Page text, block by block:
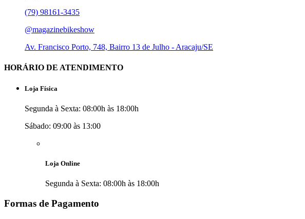
(79) 98161-3435
@magazinebikeshow
⁠Av. Francisco Porto, 748, Bairro 13 de Julho - Aracaju/SE
HORÁRIO DE ATENDIMENTO
Loja Física
Segunda à Sexta: 08:00h às 18:00h
Sábado: 09:00 às 13:00
Loja Online
Segunda à Sexta: 08:00h às 18:00h
Formas de Pagamento